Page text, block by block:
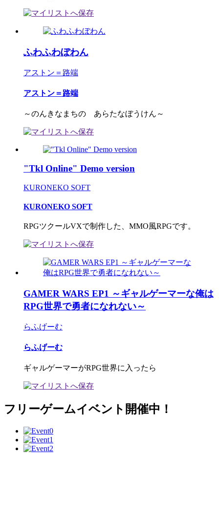
ふわふわぼわん
アストン＝路端
アストン＝路端
～のんきなまちの あらたなぼうけん～
"Tkl Online" Demo version
KURONEKO SOFT
KURONEKO SOFT
RPGツクールVXで制作した、MMO風RPGです。
GAMER WARS EP1 ～ギャルゲーマーな俺は
RPG世界で勇者になれない～
らふげーむ
らふげーむ
ギャルゲーマーがRPG世界に入ったら
フリーゲームイベント開催中！